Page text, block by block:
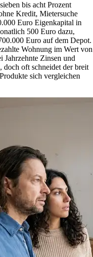
bis acht Prozent
Kredit, Mietersuche
Euro Eigenkapital in
500 Euro dazu,
Euro auf dem Depot.
Wohnung im Wert von
Jahrzehnte Zinsen und
oft schneidet der breit
sich vergleichen